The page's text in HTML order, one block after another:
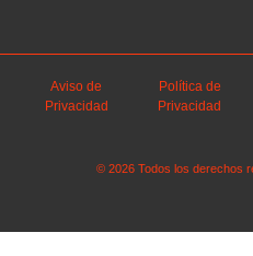
Aviso de
Privacidad
Política de
Privacidad
© 2026 Todos los derechos